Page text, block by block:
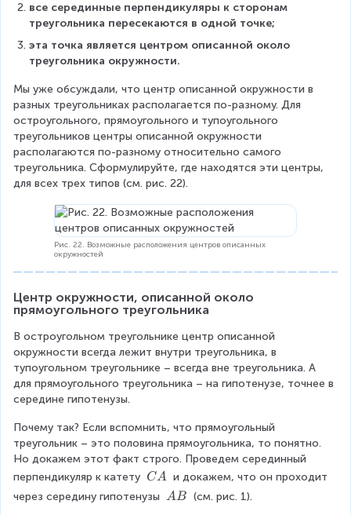
все серединные перпендикуляры к сторонам
треугольника пересекаются в одной точке;
эта точка является центром описанной около
треугольника окружности.
Мы уже обсуждали, что центр описанной окружности в
разных треугольниках располагается по-разному. Для
остроугольного, прямоугольного и тупоугольного
треугольников центры описанной окружности
располагаются по-разному относительно самого
треугольника. Сформулируйте, где находятся эти центры,
для всех трех типов (см. рис. 22).
Рис. 22. Возможные расположения центров описанных
окружностей
Центр окружности, описанной около
прямоугольного треугольника
В остроугольном треугольнике центр описанной
окружности всегда лежит внутри треугольника, в
тупоугольном треугольнике – всегда вне треугольника. А
для прямоугольного треугольника – на гипотенузе, точнее в
середине гипотенузы.
Почему так? Если вспомнить, что прямоугольный
треугольник – это половина прямоугольника, то понятно.
Но докажем этот факт строго. Проведем серединный
перпендикуляр к катету \
\
CA и докажем, что он проходит
через середину гипотенузы \
AB (см. рис. 1).